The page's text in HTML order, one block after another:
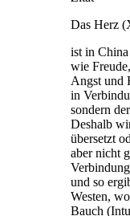
Das Herz
ist in
wie
Angst und
in
sondern
Deshalb
übersetzt
aber nicht
und so
Westen,
Bauch